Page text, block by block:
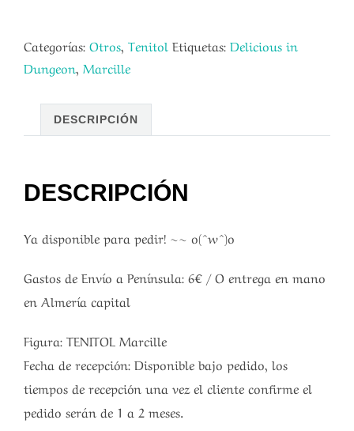
Categorías: Otros Tenitol Etiquetas: Delicious in
Dungeon Marcille
DESCRIPCIÓN
DESCRIPCIÓN
Ya disponible para pedir! ~~ o(^w^)o
Gastos de Envío a Península: 6€ / O entrega en mano
en Almería capital
Figura: TENITOL Marcille
Fecha de recepción: Disponible bajo pedido, los
tiempos de recepción una vez el cliente confirme el
pedido serán de 1 a 2 meses.